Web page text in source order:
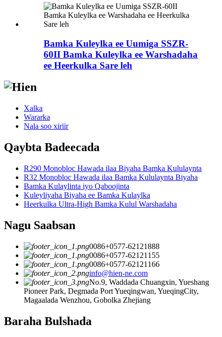
Bamka Kuleylka ee Uumiga SSZR-
60II Bamka Kuleylka ee Warshadaha
ee Heerkulka Sare leh
Xalka
Wararka
Nala soo xiriir
Qaybta Badeecada
R290 Monobloc Hawada ilaa Biyaha Bamka Kululaynta
R32 Monobloc Hawada ilaa Bamka Kululaynta Biyaha
Bamka Kulaylinta iyo Qaboojinta
Kuleyliyaha Biyaha ee Bamka Kulaylka
Heerkulka Ultra-High Bamka Kulul Warshadaha
Nagu Saabsan
0086+0577-62121888
0086+0577-62121155
0086+0577-62121166
info@hien-ne.com
No.9, Waddada Chuangxin, Yueshang
Pioneer Park, Degmada Port Yueqingwan, YueqingCity,
Magaalada Wenzhou, Gobolka Zhejiang
Baraha Bulshada